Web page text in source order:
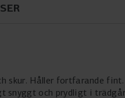
skur. Håller fortfarande
snyggt och prydligt i